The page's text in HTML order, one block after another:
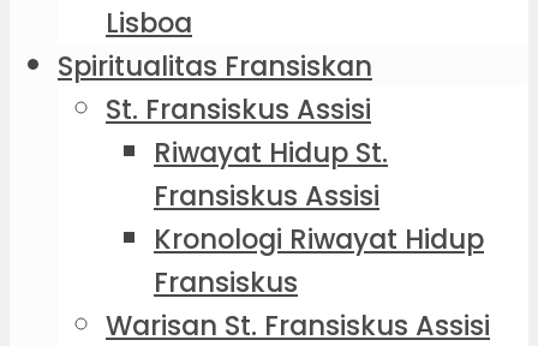
Lisboa
Spiritualitas Fransiskan
St. Fransiskus Assisi
Riwayat Hidup St.
Fransiskus Assisi
Kronologi Riwayat Hidup
Fransiskus
Warisan St. Fransiskus Assisi